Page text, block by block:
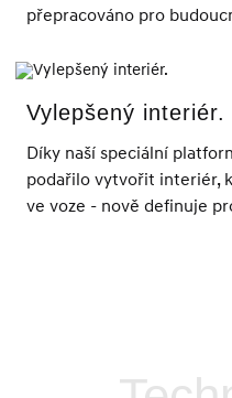
přepracováno pro
Vylepšený interiér.
Díky naší speciální
podařilo vytvořit interiér,
ve voze - nově definuje